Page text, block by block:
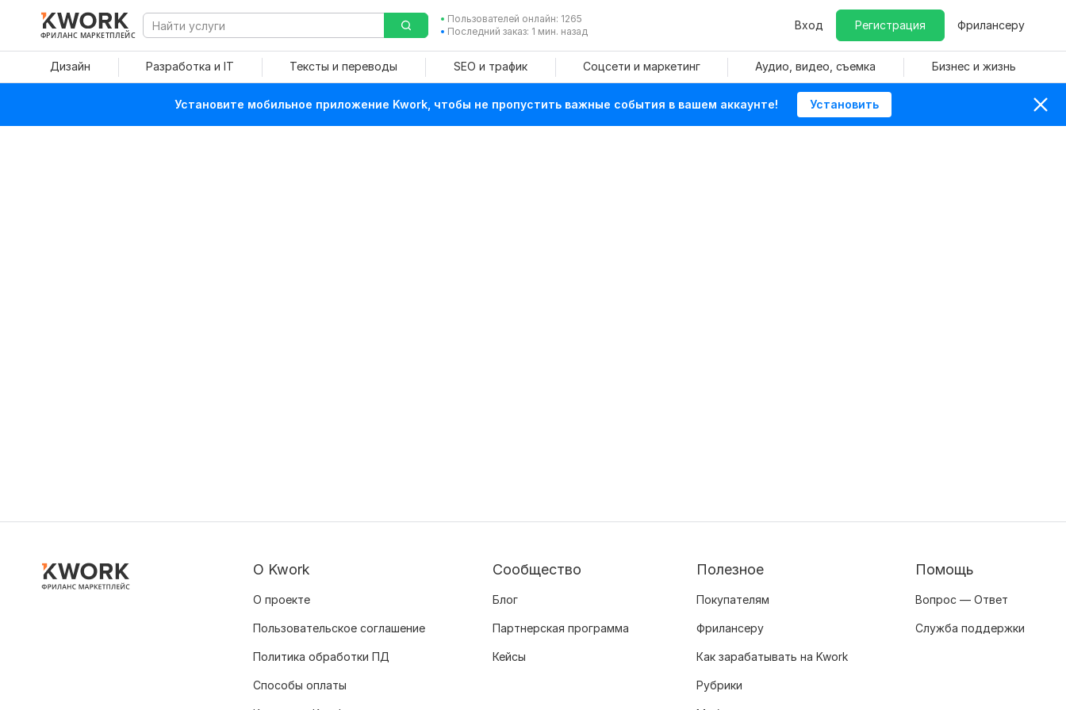
ФРИЛАНС МАРКЕТПЛЕЙС
Пользователей онлайн: 1265
Последний заказ: 1 мин. назад
Вход Регистрация Фрилансеру
Дизайн Разработка и IT Тексты и переводы SEO и трафик Соцсети и маркетинг Аудио, видео, съемка Бизнес и жизнь
Установите мобильное приложение Kwork, чтобы не пропустить важные события в вашем аккаунте! Установить
О Kwork
О проекте
Пользовательское соглашение
Политика обработки ПД
Способы оплаты
Сообщество
Блог
Партнерская программа
Кейсы
Полезное
Покупателям
Фрилансеру
Как зарабатывать на Kwork
Рубрики
Помощь
Вопрос — Ответ
Служба поддержки